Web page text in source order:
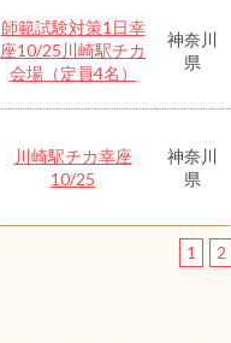
師範試験対策1日幸
座10/25川崎駅チカ
会場（定員4名）
神奈川
県
川崎駅チカ幸座
10/25
神奈川
県
1 2